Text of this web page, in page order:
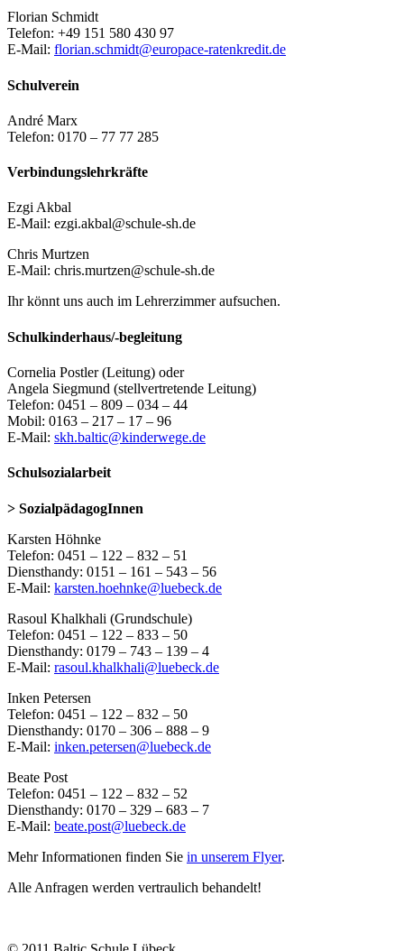
Florian Schmidt
Telefon: +49 151 580 430 97
E-Mail: florian.schmidt@europace-ratenkredit.de
Schulverein
André Marx
Telefon: 0170 – 77 77 285
Verbindungslehrkräfte
Ezgi Akbal
E-Mail: ezgi.akbal@schule-sh.de
Chris Murtzen
E-Mail: chris.murtzen@schule-sh.de
Ihr könnt uns auch im Lehrerzimmer aufsuchen.
Schulkinderhaus/-begleitung
Cornelia Postler (Leitung) oder
Angela Siegmund (stellvertretende Leitung)
Telefon: 0451 – 809 – 034 – 44
Mobil: 0163 – 217 – 17 – 96
E-Mail: skh.baltic@kinderwege.de
Schulsozialarbeit
> SozialpädagogInnen
Karsten Höhnke
Telefon: 0451 – 122 – 832 – 51
Diensthandy: 0151 – 161 – 543 – 56
E-Mail: karsten.hoehnke@luebeck.de
Rasoul Khalkhali (Grundschule)
Telefon: 0451 – 122 – 833 – 50
Diensthandy: 0179 – 743 – 139 – 4
E-Mail: rasoul.khalkhali@luebeck.de
Inken Petersen
Telefon: 0451 – 122 – 832 – 50
Diensthandy: 0170 – 306 – 888 – 9
E-Mail: inken.petersen@luebeck.de
Beate Post
Telefon: 0451 – 122 – 832 – 52
Diensthandy: 0170 – 329 – 683 – 7
E-Mail: beate.post@luebeck.de
Mehr Informationen finden Sie in unserem Flyer.
Alle Anfragen werden vertraulich behandelt!